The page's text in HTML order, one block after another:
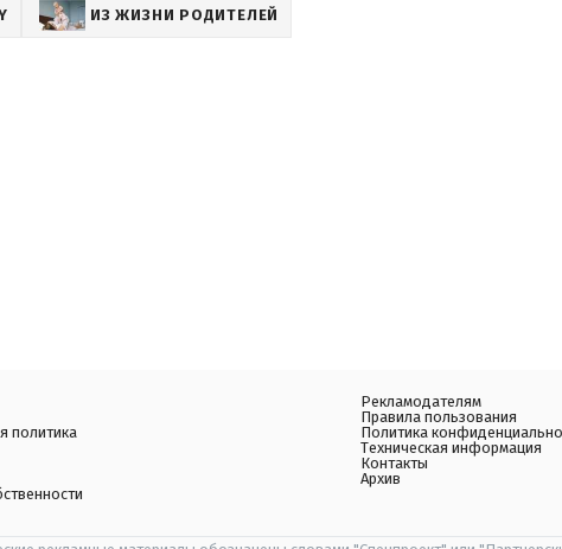
ИЗ ЖИЗНИ РОДИТЕЛЕЙ
политика
Рекламодателям
Правила пользования
Политика
Техническая информация
Контакты
Архив